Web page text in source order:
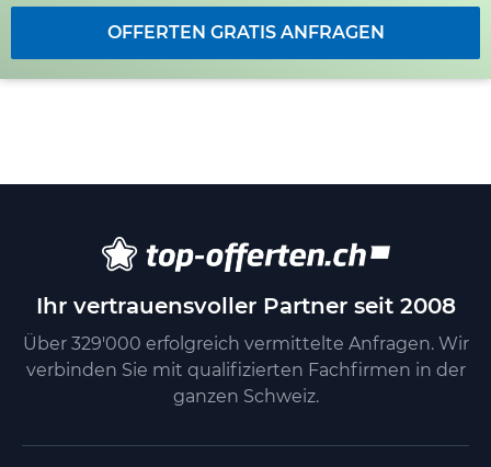
OFFERTEN GRATIS ANFRAGEN
Ihr vertrauensvoller Partner seit 2008
Über 329'000 erfolgreich vermittelte Anfragen. Wir
verbinden Sie mit qualifizierten Fachfirmen in der
ganzen Schweiz.